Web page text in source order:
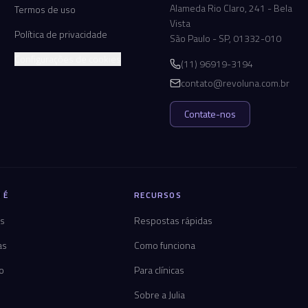
Termos de uso
Política de privacidade
Alameda Rio Claro, 241 - Bela
Vista
São Paulo - SP, 01332-010
(11) 96919-3194
contato@revoluna.com.br
Contate-nos
RECURSOS
Respostas rápidas
Como funciona
Para clínicas
Sobre a Julia